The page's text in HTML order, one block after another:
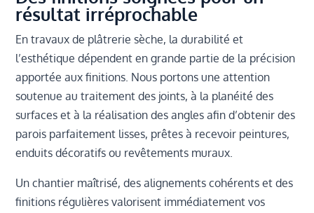
résultat irréprochable
En travaux de plâtrerie sèche, la durabilité et
l’esthétique dépendent en grande partie de la précision
apportée aux finitions. Nous portons une attention
soutenue au traitement des joints, à la planéité des
surfaces et à la réalisation des angles afin d’obtenir des
parois parfaitement lisses, prêtes à recevoir peintures,
enduits décoratifs ou revêtements muraux.
Un chantier maîtrisé, des alignements cohérents et des
finitions régulières valorisent immédiatement vos